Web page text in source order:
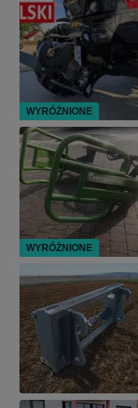
WYRÓŻNIONE
WYRÓŻNIONE